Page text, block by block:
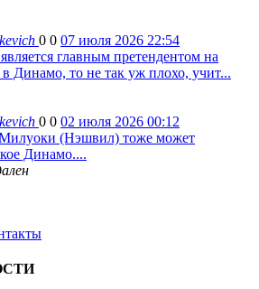
0 0 07 июля 2026 22:54
главным претендентом на
в Динамо, то не так уж плохо, учит...
0 0 02 июля 2026 00:12
(Нэшвил) тоже может
Динамо....